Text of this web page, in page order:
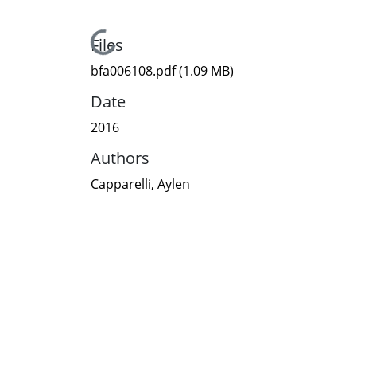
Loading...
Files
bfa006108.pdf(1.09 MB)
Date
2016
Authors
Capparelli, Aylen